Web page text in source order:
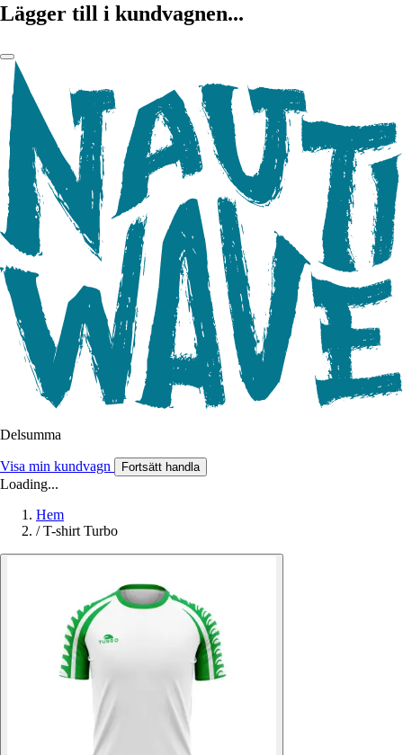
Lägger till i kundvagnen...
Delsumma
Visa min kundvagn Fortsätt handla
Loading...
Hem
/ T-shirt Turbo